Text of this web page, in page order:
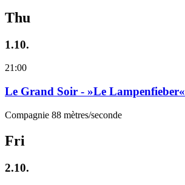
Thu
1.10.
21:00
Le Grand Soir - »Le Lampenfieber«
Compagnie 88 mètres/seconde
Fri
2.10.